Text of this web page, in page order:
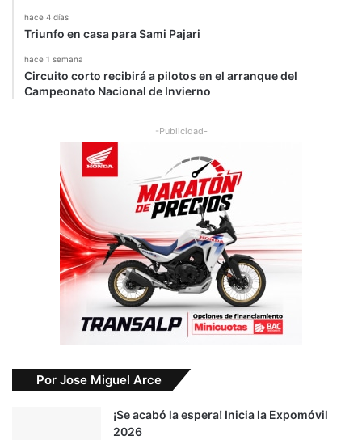
hace 4 días
Triunfo en casa para Sami Pajari
hace 1 semana
Circuito corto recibirá a pilotos en el arranque del
Campeonato Nacional de Invierno
-Publicidad-
Por Jose Miguel Arce
¡Se acabó la espera! Inicia la Expomóvil
2026